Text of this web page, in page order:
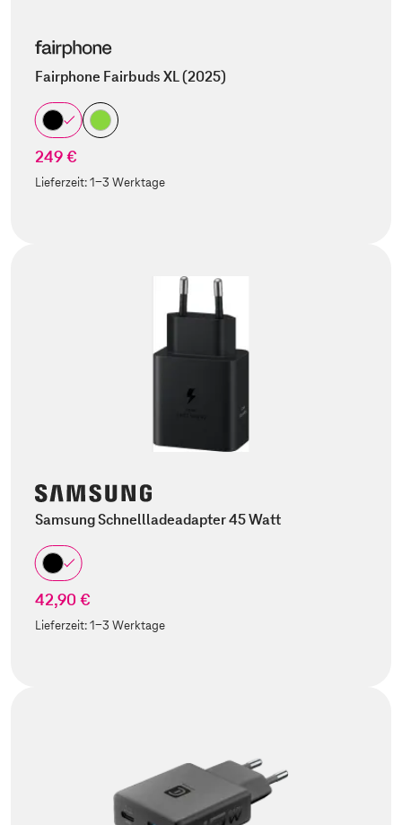
Fairphone Fairbuds XL (2025)
249 €
Lieferzeit:1-3 Werktage
Samsung Schnellladeadapter 45 Watt
42,90 €
Lieferzeit:1-3 Werktage